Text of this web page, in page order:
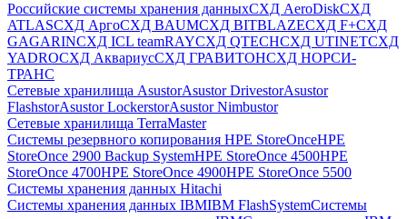
Российские системы хранения данныхСХД AeroDiskСХД
ATLASСХД AргоСХД BAUMСХД BITBLAZEСХД F+СХД
GAGARINСХД ICL teamRAYСХД QTECHСХД UTINETСХД
YADROСХД АквариусСХД ГРАВИТОНСХД НОРСИ-
ТРАНС
Сетевые хранилища AsustorAsustor DrivestorAsustor
FlashstorAsustor LockerstorAsustor Nimbustor
Сетевые хранилища TerraMaster
Системы резервного копирования HPE StoreOnceHPE
StoreOnce 2900 Backup SystemHPE StoreOnce 4500HPE
StoreOnce 4700HPE StoreOnce 4900HPE StoreOnce 5500
Системы хранения данных Hitachi
Системы хранения данных IBMIBM FlashSystemСистемы